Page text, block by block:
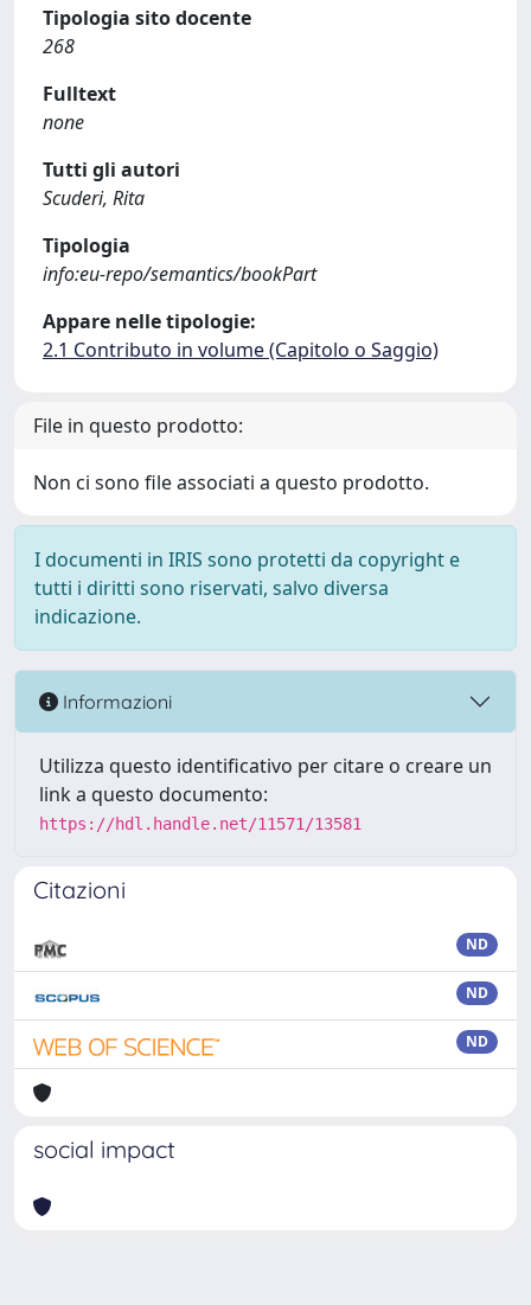
Tipologia sito docente
268
Fulltext
none
Tutti gli autori
Scuderi, Rita
Tipologia
info:eu-repo/semantics/bookPart
Appare nelle tipologie:
2.1 Contributo in volume (Capitolo o Saggio)
File in questo prodotto:
Non ci sono file associati a questo prodotto.
I documenti in IRIS sono protetti da copyright e
tutti i diritti sono riservati, salvo diversa
indicazione.
Informazioni
Utilizza questo identificativo per citare o creare un
link a questo documento:
https://hdl.handle.net/11571/13581
Citazioni
ND
ND
ND
social impact